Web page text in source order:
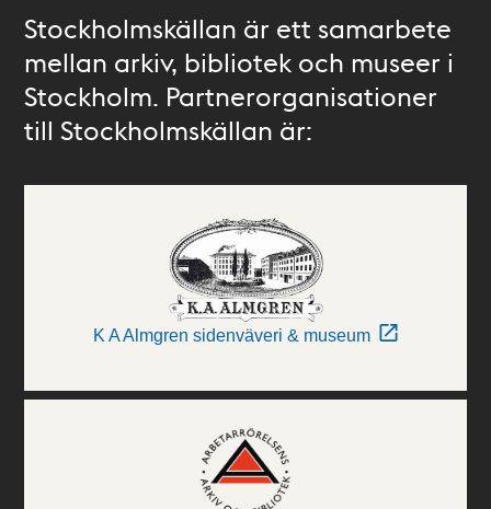
Stockholmskällan är ett samarbete
mellan arkiv, bibliotek och museer i
Stockholm. Partnerorganisationer
till Stockholmskällan är:
K A Almgren sidenväveri & museum